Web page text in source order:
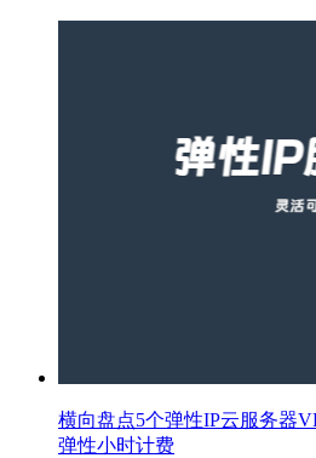
横向盘点5个弹性IP云服务器
弹性小时计费